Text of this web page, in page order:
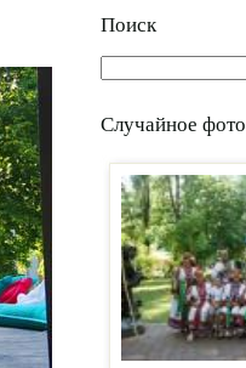
Поиск
Случайное фото